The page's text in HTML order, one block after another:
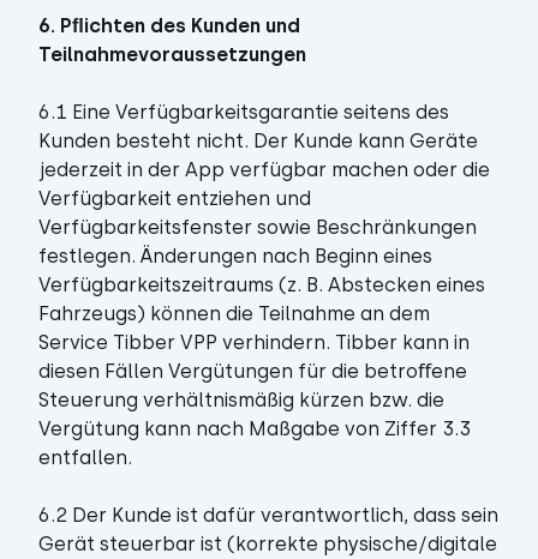
6. Pﬂichten des Kunden und
Teilnahmevoraussetzungen
6.1 Eine Verfügbarkeitsgarantie seitens des
Kunden besteht nicht. Der Kunde kann Geräte
jederzeit in der App verfügbar machen oder die
Verfügbarkeit entziehen und
Verfügbarkeitsfenster sowie Beschränkungen
festlegen. Änderungen nach Beginn eines
Verfügbarkeitszeitraums (z. B. Abstecken eines
Fahrzeugs) können die Teilnahme an dem
Service Tibber VPP verhindern. Tibber kann in
diesen Fällen Vergütungen für die betroﬀene
Steuerung verhältnismäßig kürzen bzw. die
Vergütung kann nach Maßgabe von Ziffer 3.3
entfallen.
6.2 Der Kunde ist dafür verantwortlich, dass sein
Gerät steuerbar ist (korrekte physische/digitale